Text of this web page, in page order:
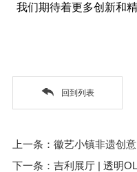
我们期待着更多创新和
回到列表
上一条：徽艺小镇非遗创
下一条：吉利展厅 | 透明